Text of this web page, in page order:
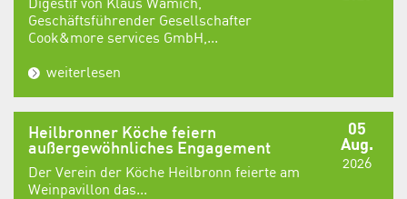
Geschäftsführender Gesellschafter
Cook&more services GmbH,...
weiterlesen
05
Aug.
2026
Heilbronner Köche feiern
außergewöhnliches Engagement
Der Verein der Köche Heilbronn feierte am
Weinpavillon das...